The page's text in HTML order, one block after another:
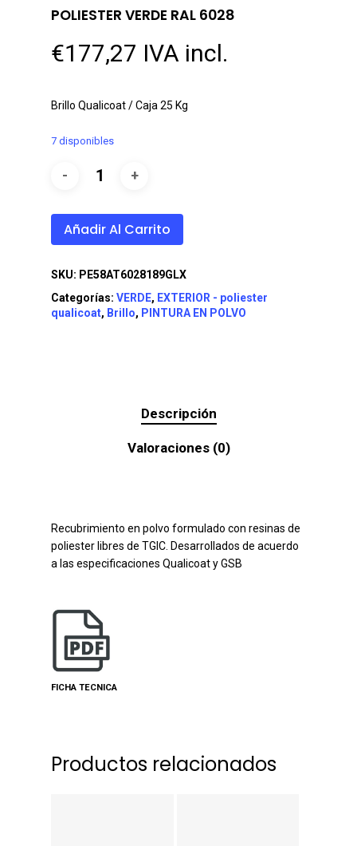
POLIESTER VERDE RAL 6028
€177,27 IVA incl.
Brillo Qualicoat / Caja 25 Kg
7 disponibles
Añadir Al Carrito
SKU: PE58AT6028189GLX
Categorías: VERDE, EXTERIOR - poliester
qualicoat, Brillo, PINTURA EN POLVO
Descripción
Valoraciones (0)
Recubrimiento en polvo formulado con resinas de
poliester libres de TGIC. Desarrollados de acuerdo
a las especificaciones Qualicoat y GSB
FICHA TECNICA
Productos relacionados